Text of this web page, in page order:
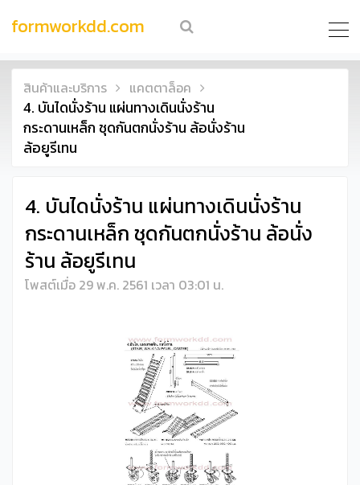
formworkdd.com
สินค้าและบริการ แคตตาล็อค
4. บันไดนั่งร้าน แผ่นทางเดินนั่งร้าน
กระดานเหล็ก ชุดกันตกนั่งร้าน ล้อนั่งร้าน
ล้อยูรีเทน
4. บันไดนั่งร้าน แผ่นทางเดินนั่งร้าน
กระดานเหล็ก ชุดกันตกนั่งร้าน ล้อนั่ง
ร้าน ล้อยูรีเทน
โพสต์เมื่อ 29 พ.ค. 2561 เวลา 03:01 น.